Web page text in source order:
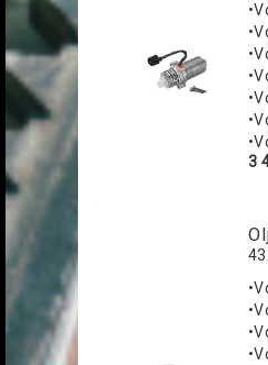
3